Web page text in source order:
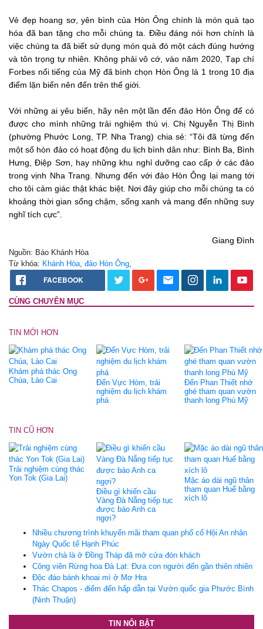
Vẻ đẹp hoang sơ, yên bình của Hòn Ông chính là món quà tạo
hóa đã ban tặng cho mỗi chúng ta. Điều đáng nói hơn chính là
việc chúng ta đã biết sử dụng món quà đó một cách đúng hướng
và tôn trọng tự nhiên. Không phải vô cớ, vào năm 2020, Tạp chí
Forbes nổi tiếng của Mỹ đã bình chọn Hòn Ông là 1 trong 10 địa
điểm lặn biển nên đến trên thế giới.
Với những ai yêu biển, hãy nên một lần đến đảo Hòn Ông để có
được cho mình những trải nghiệm thú vị. Chị Nguyễn Thị Bình
(phường Phước Long, TP. Nha Trang) chia sẻ: “Tôi đã từng đến
một số hòn đảo có hoạt động du lịch bình dân như: Bình Ba, Bình
Hưng, Điệp Sơn, hay những khu nghỉ dưỡng cao cấp ở các đảo
trong vịnh Nha Trang. Nhưng đến với đảo Hòn Ông lại mang tới
cho tôi cảm giác thật khác biệt. Nơi đây giúp cho mỗi chúng ta có
khoảng thời gian sống chậm, sống xanh và mang đến những suy
nghĩ tích cực”.
Giang Đình
Nguồn: Báo Khánh Hòa
Từ khóa: Khánh Hòa, đảo Hòn Ông,
FACEBOOK
CÙNG CHUYÊN MỤC
TIN MỚI HƠN
Khám phá thác Ong
Chúa, Lào Cai
Đến Vực Hòm, trải
nghiệm du lịch khám
phá
Đến Phan Thiết nhớ
ghé tham quan vườn
thanh long Phú Mỹ
TIN CŨ HƠN
Trải nghiệm cùng thác
Yon Tok (Gia Lai)
Điều gì khiến cầu
Vàng Đà Nẵng tiếp tục
được báo Anh ca
ngợi?
Mặc áo dài ngũ thân
tham quan Huế bằng
xích lô
Nhiều chương trình khuyến mãi tham quan phố cổ Hội An nhân
Ngày Quốc tế Hạnh Phúc
Vườn chà là ở Đồng Tháp đã mở cửa đón khách
Công viên Rừng hoa Đà Lạt: Đưa con người đến gần thiên nhiên
Độc đáo bánh khoai mì ở Mơ Hra
Thác Chapos - điểm đến hấp dẫn tại Vườn quốc gia Phước Bình
(Ninh Thuận)
TIN NỔI BẬT